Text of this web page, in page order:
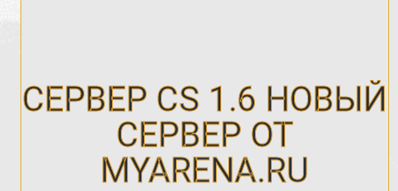
СЕРВЕР CS 1.6 НОВЫЙ
СЕРВЕР ОТ
MYARENA.RU